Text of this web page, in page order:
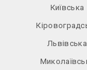
Київська
Львівська